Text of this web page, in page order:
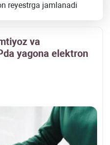
reyestrga jamlanadi
va
yagona elektron